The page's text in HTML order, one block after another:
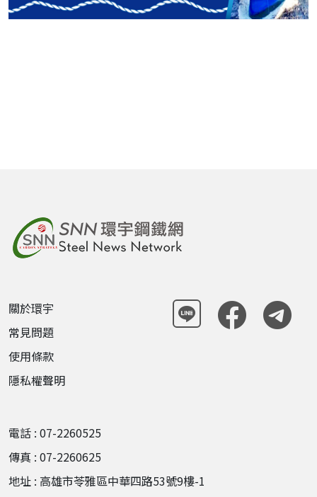
關於環宇
常見問題
使用條款
隱私權聲明
電話 : 07-2260525
傳真 : 07-2260625
地址 : 高雄市苓雅區中華四路53號9樓-1